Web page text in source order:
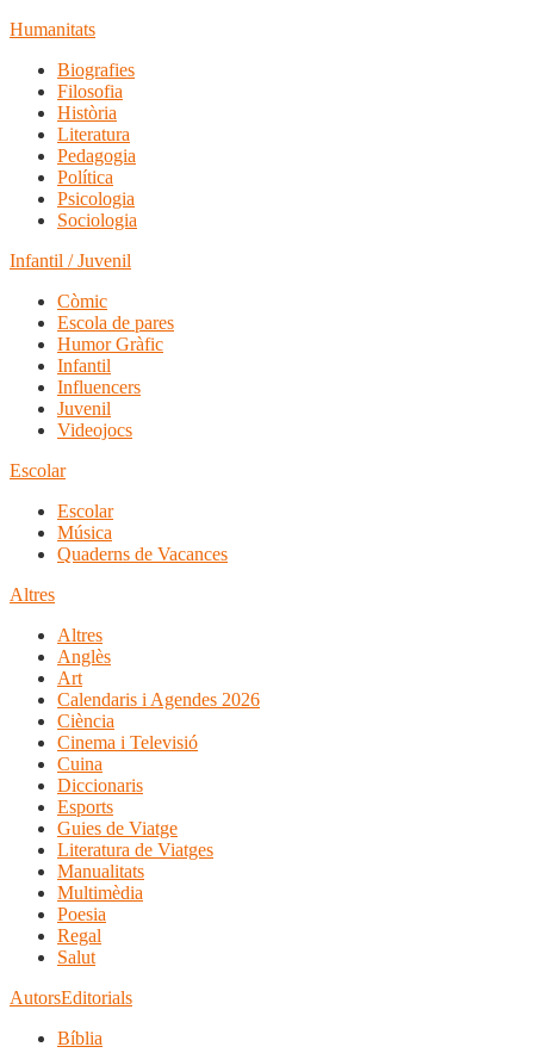
Humanitats
Biografies
Filosofia
Història
Literatura
Pedagogia
Política
Psicologia
Sociologia
Infantil / Juvenil
Còmic
Escola de pares
Humor Gràfic
Infantil
Influencers
Juvenil
Videojocs
Escolar
Escolar
Música
Quaderns de Vacances
Altres
Altres
Anglès
Art
Calendaris i Agendes 2026
Ciència
Cinema i Televisió
Cuina
Diccionaris
Esports
Guies de Viatge
Literatura de Viatges
Manualitats
Multimèdia
Poesia
Regal
Salut
AutorsEditorials
Bíblia